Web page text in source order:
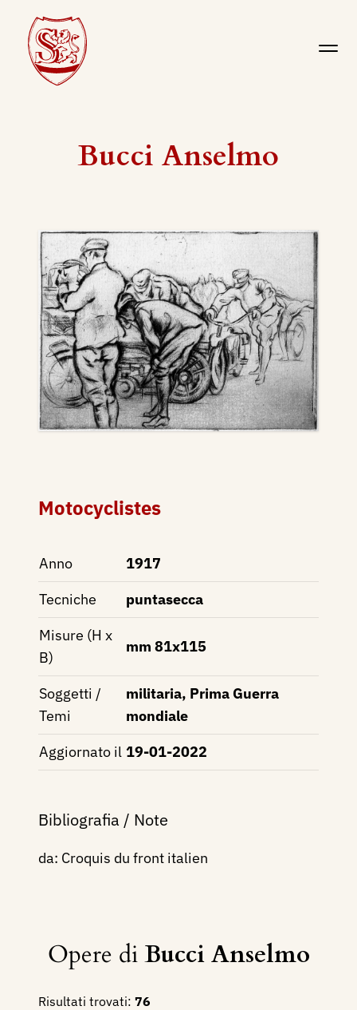
Bucci Anselmo
Motocyclistes
Anno
1917
Tecniche
puntasecca
Misure (H x
B)
mm 81x115
Soggetti /
Temi
militaria, Prima Guerra
mondiale
Aggiornato il 19-01-2022
Bibliografia / Note
da: Croquis du front italien
Opere diBucci Anselmo
Risultati trovati: 76